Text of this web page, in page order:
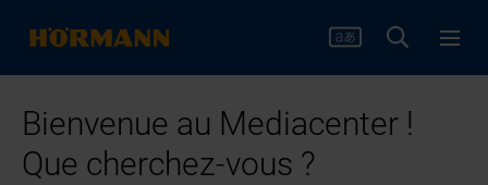
Bienvenue au Mediacenter !
Que cherchez-vous ?